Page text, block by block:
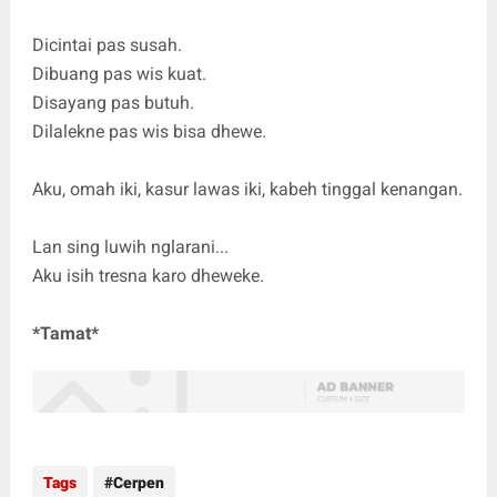
Dicintai pas susah.
Dibuang pas wis kuat.
Disayang pas butuh.
Dilalekne pas wis bisa dhewe.
Aku, omah iki, kasur lawas iki, kabeh tinggal kenangan.
Lan sing luwih nglarani...
Aku isih tresna karo dheweke.
*Tamat*
Tags Cerpen